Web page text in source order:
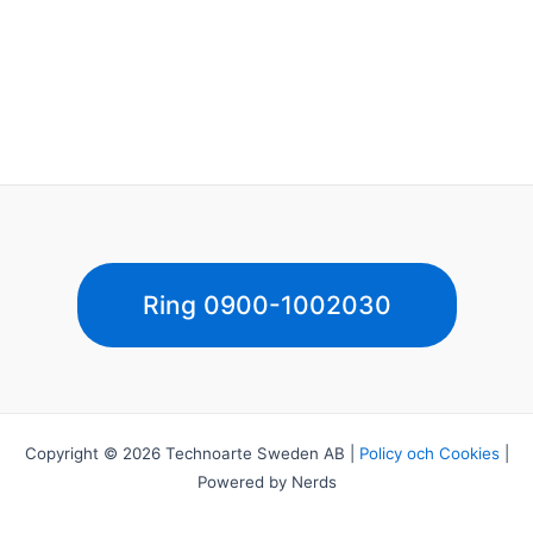
Ring 0900-1002030
Copyright © 2026 Technoarte Sweden AB | Policy och Cookies|
Powered by Nerds